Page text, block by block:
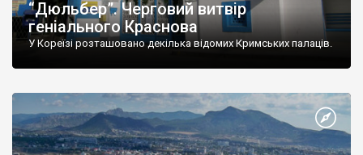
“Дюльбер”. Черговий витвір
геніального Краснова
У Кореїзі розташовано декілька відомих Кримських палаців.